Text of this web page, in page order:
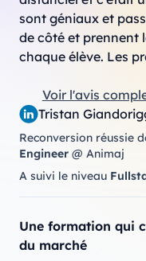
Tristan
Reconversion réussie
Engineer @ Animaj
A suivi le niveau
sont géniaux et
de côté et prennent
chaque élève. Les
Voir l'avis
Une formation qui
du marché